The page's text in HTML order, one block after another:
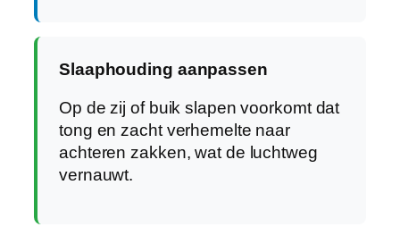
Slaaphouding aanpassen
Op de zij of buik slapen voorkomt dat
tong en zacht verhemelte naar
achteren zakken, wat de luchtweg
vernauwt.